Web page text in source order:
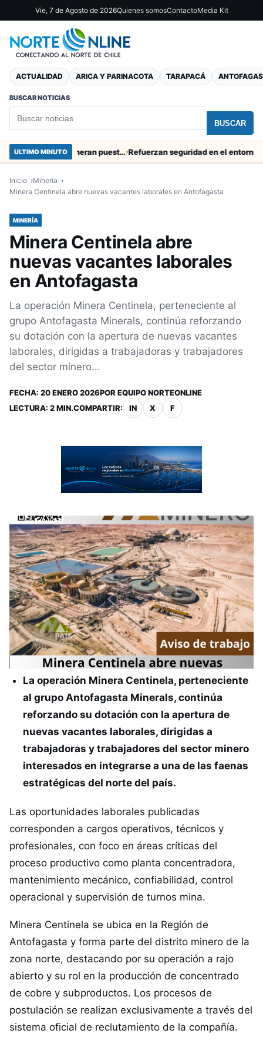
Vie, 7 de Agosto de 2026Quienes somosContactoMedia Kit
ACTUALIDAD ARICA Y PARINACOTA TARAPACÁ
BUSCAR NOTICIAS
BUSCAR
ULTIMO MINUTO Obras de Aguas del Altiplano en Arica generan puestos de trabajo Refuerzan seguridad en el entorno
Inicio
Minería
Minera Centinela abre nuevas vacantes laborales en Antofagasta
MINERÍA
Minera Centinela abre
nuevas vacantes laborales
en Antofagasta
La operación Minera Centinela, perteneciente al
grupo Antofagasta Minerals, continúa reforzando
su dotación con la apertura de nuevas vacantes
laborales, dirigidas a trabajadoras y trabajadores
del sector minero...
FECHA: 20 ENERO 2026POR EQUIPO NORTEONLINE
LECTURA: 2 MIN.COMPARTIR: IN X F
La operación Minera Centinela, perteneciente
al grupo Antofagasta Minerals, continúa
reforzando su dotación con la apertura de
nuevas vacantes laborales, dirigidas a
trabajadoras y trabajadores del sector minero
interesados en integrarse a una de las faenas
estratégicas del norte del país.
Las oportunidades laborales publicadas
corresponden a cargos operativos, técnicos y
profesionales, con foco en áreas críticas del
proceso productivo como planta concentradora,
mantenimiento mecánico, confiabilidad, control
operacional y supervisión de turnos mina.
Minera Centinela se ubica en la Región de
Antofagasta y forma parte del distrito minero de la
zona norte, destacando por su operación a rajo
abierto y su rol en la producción de concentrado
de cobre y subproductos. Los procesos de
postulación se realizan exclusivamente a través del
sistema oficial de reclutamiento de la compañía.